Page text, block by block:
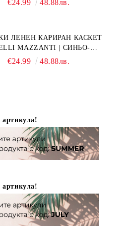
€24.99 48.88лв.
ЛЕНЕН КАРИРАН КАСКЕТ
MAZZANTI | СИНЬО-
КАРЕ
€24.99 48.88лв.
артикула!
артикула!